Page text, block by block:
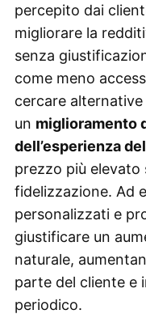
percepito dai
migliorare la
senza
come meno
cercare
un miglioramento
dell’esperienza
prezzo più elevato
fidelizzazione. Ad
personalizzati e
giustificare un
naturale,
parte del cliente e
periodico.